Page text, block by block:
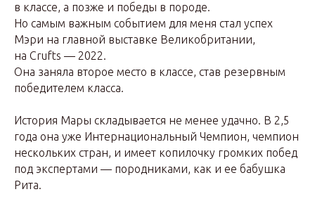
в классе, а позже и победы в породе.
Но самым важным событием для меня стал успех
Мэри на главной выставке Великобритании,
на Crufts — 2022.
Она заняла второе место в классе, став резервным
победителем класса.
История Мары складывается не менее удачно. В 2,5
года она уже Интернациональный Чемпион, чемпион
нескольких стран, и имеет копилочку громких побед
под экспертами — породниками, как и ее бабушка
Рита.